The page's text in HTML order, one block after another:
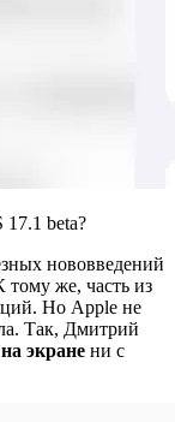
17.1 beta?
нововведений
же, часть из
Но Apple не
Так, Дмитрий
экране ни с